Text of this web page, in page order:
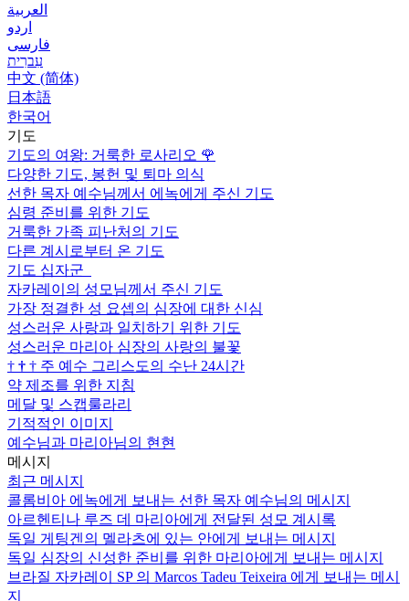
العربية
اردو
فارسی
עִברִית
中文 (简体)
日本語
한국어
기도
기도의 여왕: 거룩한 로사리오 🌹
다양한 기도, 봉헌 및 퇴마 의식
선한 목자 예수님께서 에녹에게 주신 기도
심령 준비를 위한 기도
거룩한 가족 피난처의 기도
다른 계시로부터 온 기도
기도 십자군
자카레이의 성모님께서 주신 기도
가장 정결한 성 요셉의 심장에 대한 신심
성스러운 사랑과 일치하기 위한 기도
성스러운 마리아 심장의 사랑의 불꽃
† † † 주 예수 그리스도의 수난 24시간
약 제조를 위한 지침
메달 및 스캡룰라리
기적적인 이미지
예수님과 마리아님의 현현
메시지
최근 메시지
콜롬비아 에녹에게 보내는 선한 목자 예수님의 메시지
아르헨티나 루즈 데 마리아에게 전달된 성모 계시록
독일 게팅겐의 멜라츠에 있는 안에게 보내는 메시지
독일 심장의 신성한 준비를 위한 마리아에게 보내는 메시지
브라질 자카레이 SP 의 Marcos Tadeu Teixeira 에게 보내는 메시
지